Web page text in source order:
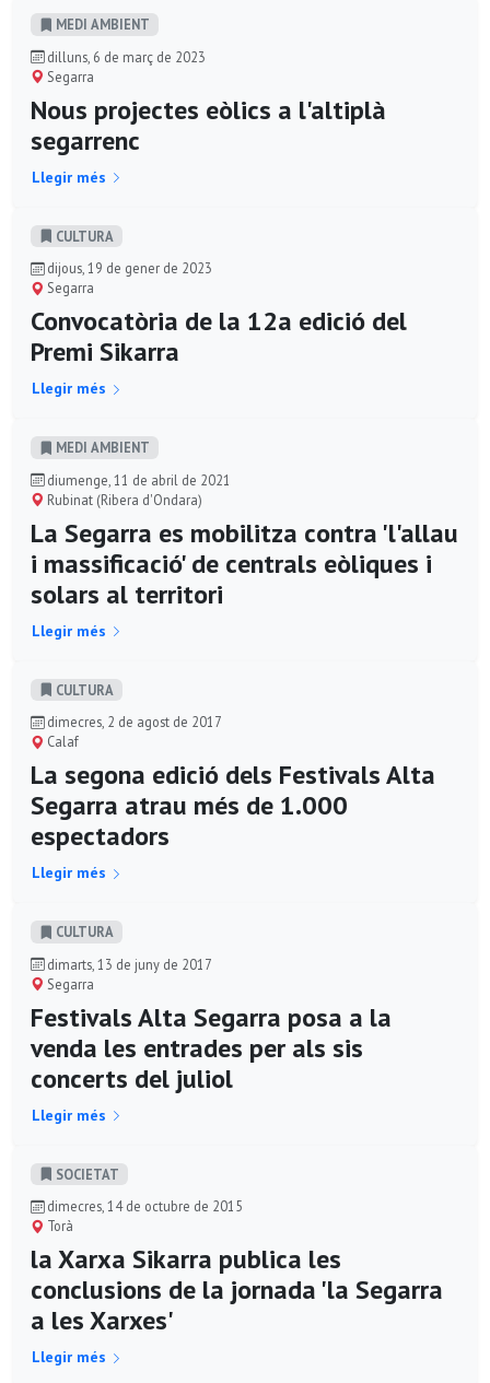
MEDI AMBIENT
dilluns, 6 de març de 2023
Segarra
Nous projectes eòlics a l'altiplà
segarrenc
Llegir més
CULTURA
dijous, 19 de gener de 2023
Segarra
Convocatòria de la 12a edició del
Premi Sikarra
Llegir més
MEDI AMBIENT
diumenge, 11 de abril de 2021
Rubinat (Ribera d'Ondara)
La Segarra es mobilitza contra 'l'allau
i massificació' de centrals eòliques i
solars al territori
Llegir més
CULTURA
dimecres, 2 de agost de 2017
Calaf
La segona edició dels Festivals Alta
Segarra atrau més de 1.000
espectadors
Llegir més
CULTURA
dimarts, 13 de juny de 2017
Segarra
Festivals Alta Segarra posa a la
venda les entrades per als sis
concerts del juliol
Llegir més
SOCIETAT
dimecres, 14 de octubre de 2015
Torà
la Xarxa Sikarra publica les
conclusions de la jornada 'la Segarra
a les Xarxes'
Llegir més